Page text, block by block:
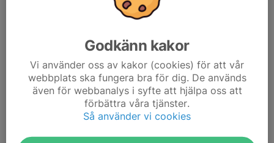
Godkänn kakor
Vi använder oss av kakor (cookies) för att vår
webbplats ska fungera bra för dig. De används
även för webbanalys i syfte att hjälpa oss att
förbättra våra tjänster.
Så använder vi cookies